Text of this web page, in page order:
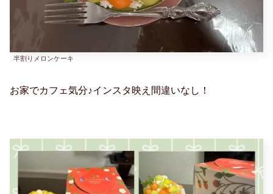
半割りメロンケーキ
お家でカフェ気分♪インスタ映え間違いなし！